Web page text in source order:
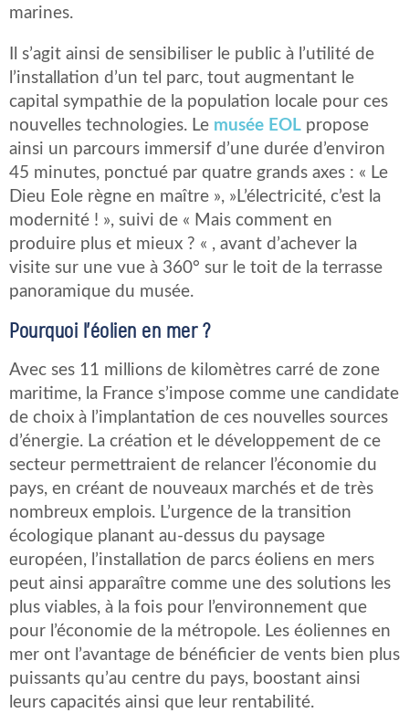
marines.
Il s’agit ainsi de sensibiliser le public à l’utilité de
l’installation d’un tel parc, tout augmentant le
capital sympathie de la population locale pour ces
nouvelles technologies. Le musée EOL propose
ainsi un parcours immersif d’une durée d’environ
45 minutes, ponctué par quatre grands axes : « Le
Dieu Eole règne en maître », »L’électricité, c’est la
modernité ! », suivi de « Mais comment en
produire plus et mieux ? « , avant d’achever la
visite sur une vue à 360° sur le toit de la terrasse
panoramique du musée.
Pourquoi l’éolien en mer ?
Avec ses 11 millions de kilomètres carré de zone
maritime, la France s’impose comme une candidate
de choix à l’implantation de ces nouvelles sources
d’énergie. La création et le développement de ce
secteur permettraient de relancer l’économie du
pays, en créant de nouveaux marchés et de très
nombreux emplois. L’urgence de la transition
écologique planant au-dessus du paysage
européen, l’installation de parcs éoliens en mers
peut ainsi apparaître comme une des solutions les
plus viables, à la fois pour l’environnement que
pour l’économie de la métropole. Les éoliennes en
mer ont l’avantage de bénéficier de vents bien plus
puissants qu’au centre du pays, boostant ainsi
leurs capacités ainsi que leur rentabilité.